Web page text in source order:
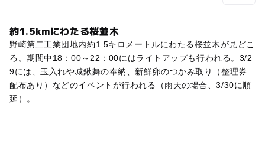
約1.5kmにわたる桜並木
野崎第二工業団地内約1.5キロメートルにわたる桜並木が見どこ
ろ。期間中18：00～22：00にはライトアップも行われる。3/2
9には、玉入れや城鍬舞の奉納、新鮮卵のつかみ取り（整理券
配布あり）などのイベントが行われる（雨天の場合、3/30に順
延）。